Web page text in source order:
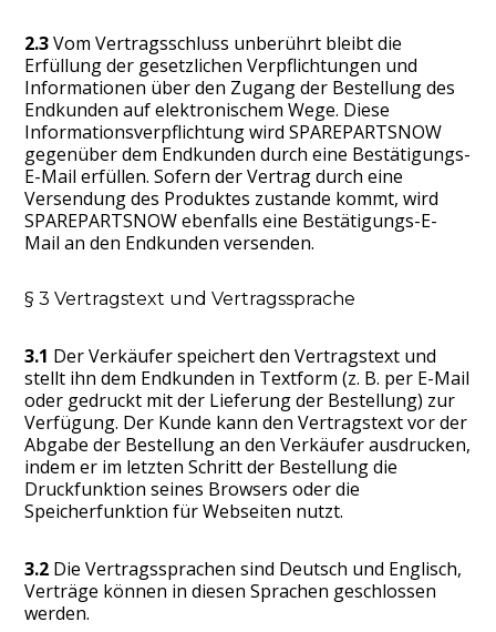
2.3Vom Vertragsschluss unberührt bleibt die
Erfüllung der gesetzlichen Verpflichtungen und
Informationen über den Zugang der Bestellung des
Endkunden auf elektronischem Wege. Diese
Informationsverpflichtung wird SPAREPARTSNOW
gegenüber dem Endkunden durch eine Bestätigungs-
E-Mail erfüllen. Sofern der Vertrag durch eine
Versendung des Produktes zustande kommt, wird
SPAREPARTSNOW ebenfalls eine Bestätigungs-E-
Mail an den Endkunden versenden.
§ 3 Vertragstext und Vertragssprache
3.1 Der Verkäufer speichert den Vertragstext und
stellt ihn dem Endkunden in Textform (z. B. per E-Mail
oder gedruckt mit der Lieferung der Bestellung) zur
Verfügung. Der Kunde kann den Vertragstext vor der
Abgabe der Bestellung an den Verkäufer ausdrucken,
indem er im letzten Schritt der Bestellung die
Druckfunktion seines Browsers oder die
Speicherfunktion für Webseiten nutzt.
3.2 Die Vertragssprachen sind Deutsch und Englisch,
Verträge können in diesen Sprachen geschlossen
werden.